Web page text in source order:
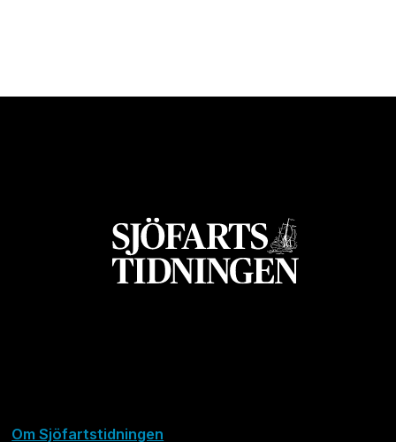
Om Sjöfartstidningen